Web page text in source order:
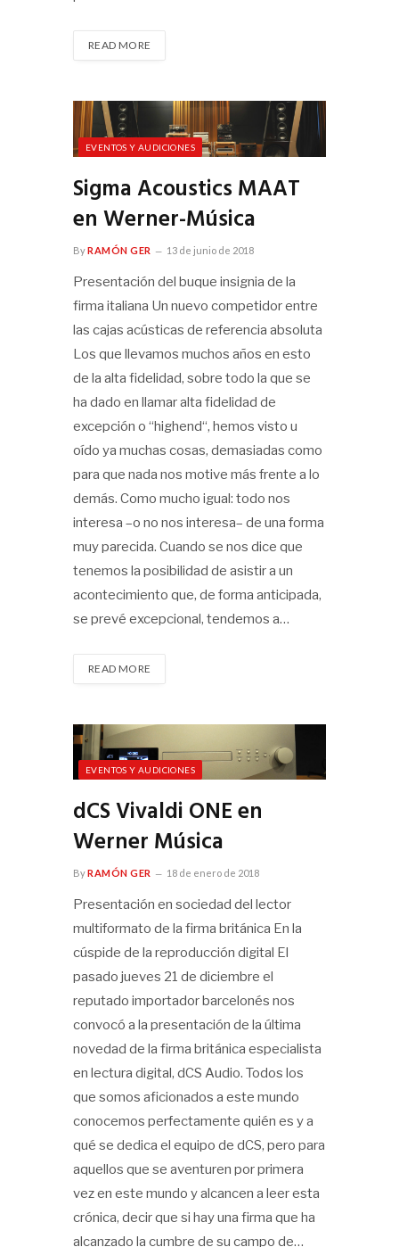
READ MORE
EVENTOS Y AUDICIONES
Sigma Acoustics MAAT
en Werner-Música
ByRAMÓN GER 13 de junio de 2018
Presentación del buque insignia de la
firma italiana Un nuevo competidor entre
las cajas acústicas de referencia absoluta
Los que llevamos muchos años en esto
de la alta fidelidad, sobre todo la que se
ha dado en llamar alta fidelidad de
excepción o “highend“, hemos visto u
oído ya muchas cosas, demasiadas como
para que nada nos motive más frente a lo
demás. Como mucho igual: todo nos
interesa –o no nos interesa– de una forma
muy parecida. Cuando se nos dice que
tenemos la posibilidad de asistir a un
acontecimiento que, de forma anticipada,
se prevé excepcional, tendemos a…
READ MORE
EVENTOS Y AUDICIONES
dCS Vivaldi ONE en
Werner Música
ByRAMÓN GER 18 de enero de 2018
Presentación en sociedad del lector
multiformato de la firma británica En la
cúspide de la reproducción digital El
pasado jueves 21 de diciembre el
reputado importador barcelonés nos
convocó a la presentación de la última
novedad de la firma británica especialista
en lectura digital, dCS Audio. Todos los
que somos aficionados a este mundo
conocemos perfectamente quién es y a
qué se dedica el equipo de dCS, pero para
aquellos que se aventuren por primera
vez en este mundo y alcancen a leer esta
crónica, decir que si hay una firma que ha
alcanzado la cumbre de su campo de…